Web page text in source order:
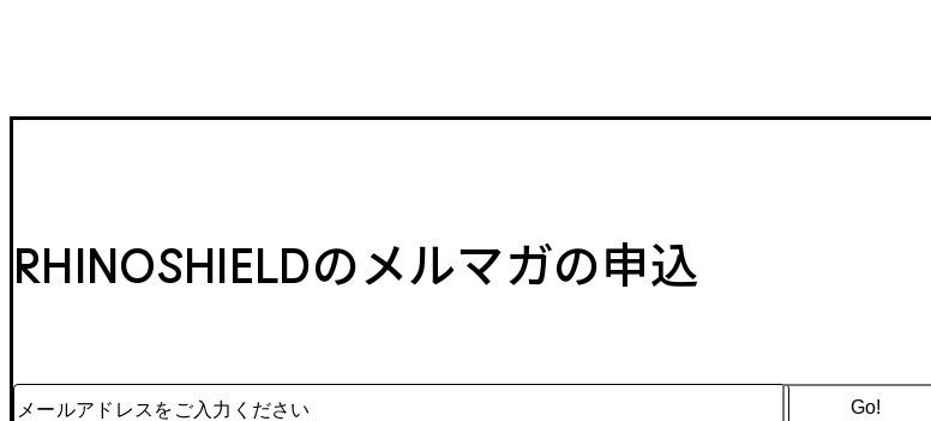
RHINOSHIELDのメルマガの申込
メールアドレスをご入力ください Go!